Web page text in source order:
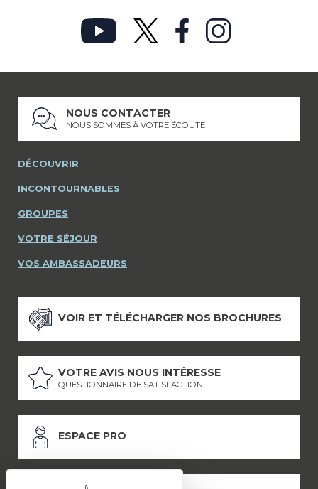
NOUS CONTACTER
NOUS SOMMES À VOTRE ÉCOUTE
DÉCOUVRIR
INCONTOURNABLES
GROUPES
VOTRE SÉJOUR
VOS AMBASSADEURS
VOIR ET TÉLÉCHARGER NOS BROCHURES
VOTRE AVIS NOUS INTÉRESSE
QUESTIONNAIRE DE SATISFACTION
ESPACE PRO